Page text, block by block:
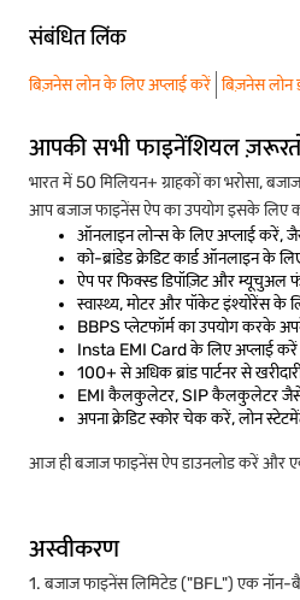
संबंधित लिंक
बिज़नेस लोन के लिए अप्लाई करें बिज़नेस लोन
आपकी सभी फाइनेंशियल
भारत में 50 मिलियन+ ग्राहकों का भरोसा,
आप बजाज फाइनेंस ऐप का उपयोग इसके लिए
ऑनलाइन लोन्स के लिए अप्लाई करें,
को-ब्रांडेड क्रेडिट कार्ड ऑनलाइन के
ऐप पर फिक्स्ड डिपॉज़िट और म्यूचुअल
स्वास्थ्य, मोटर और पॉकेट इंश्योरेंस के
BBPS प्लेटफॉर्म का उपयोग करके
Insta EMI Card के लिए अप्लाई करें
100+ से अधिक ब्रांड पार्टनर से
EMI कैलकुलेटर, SIP कैलकुलेटर जैसे
अपना क्रेडिट स्कोर चेक करें, लोन
आज ही बजाज फाइनेंस ऐप डाउनलोड करें और
अस्वीकरण
1. बजाज फाइनेंस लिमिटेड ("BFL") एक नॉन-